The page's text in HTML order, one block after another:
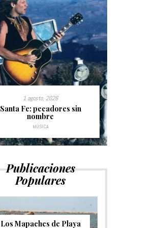
1 agosto, 2026
Santa Fe: pecadores sin
nombre
MÚSICA
Publicaciones
Populares
Los Mapaches de Playa